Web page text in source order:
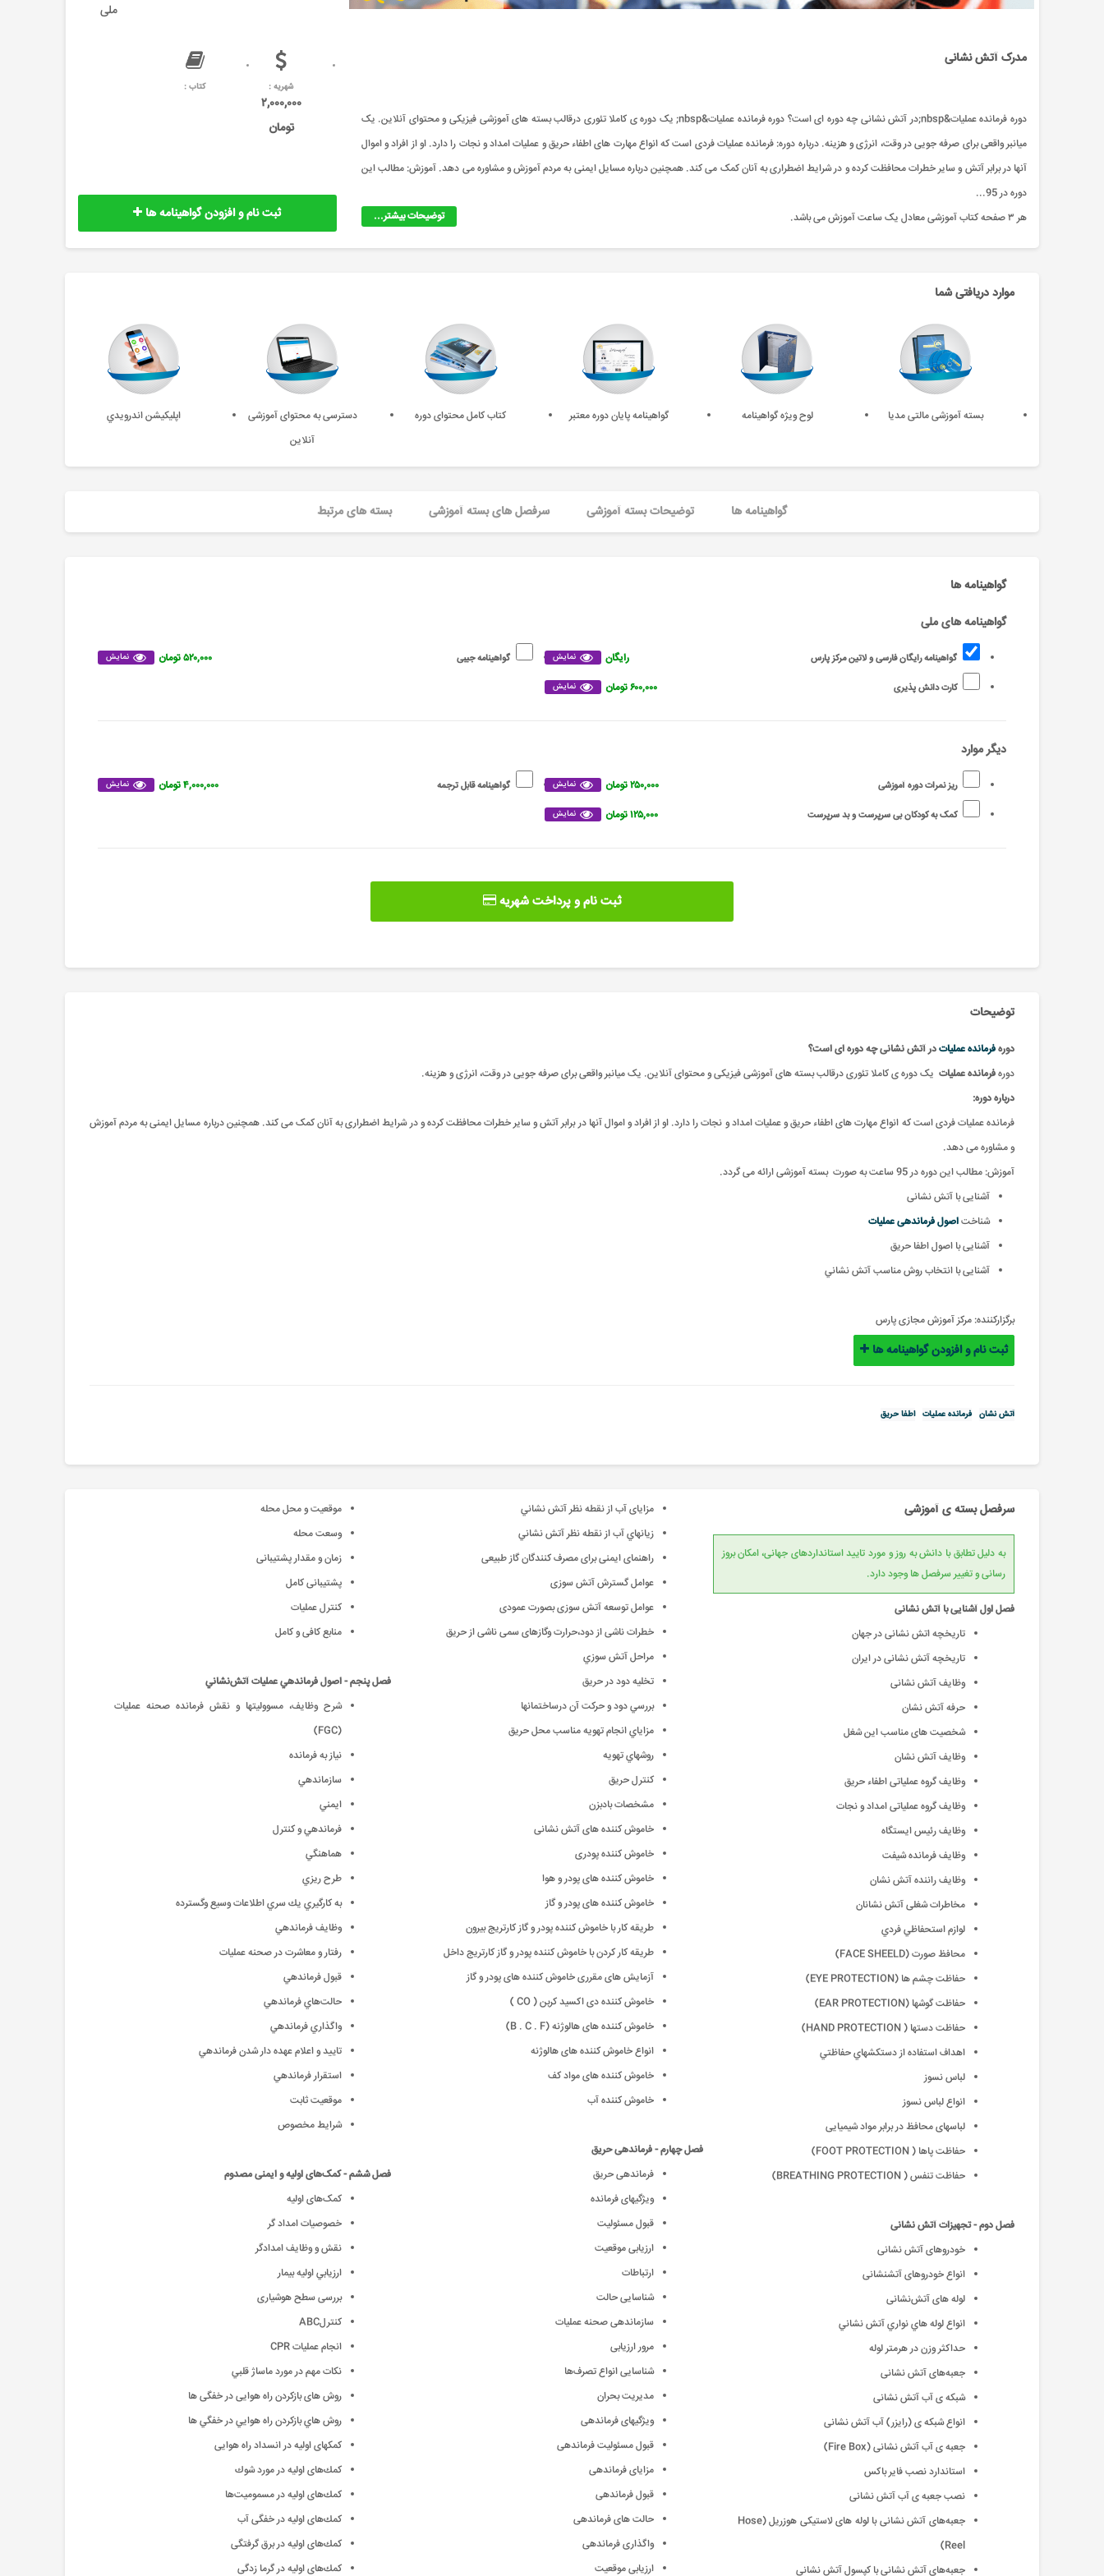
مدرک آتش نشانی
دوره فرمانده عملیات&nbsp;در آتش نشانی چه دوره ای است؟ دوره فرمانده عملیات&nbsp; یک دوره ی کاملا تئوری درقالب بسته های آموزشی فیزیکی و محتوای آنلاین. یک
میانبر واقعی برای صرفه جویی در وقت، انرژی و هزینه. درباره دوره: فرمانده عملیات فردی است که انواع مهارت های اطفاء حریق و عملیات امداد و نجات را دارد. او از افراد و اموال
آنها در برابر آتش و سایر خطرات محافظت کرده و در شرایط اضطراری به آنان کمک می کند. همچنین درباره مسایل ایمنی به مردم آموزش و مشاوره می دهد. آموزش: مطالب این
دوره در 95...
توضیحات بیشتر...
هر ۳ صفحه کتاب آموزشی معادل یک ساعت آموزش می باشد.
ملی
شهریه :
۲,۰۰۰,۰۰۰
تومان
کتاب :
ثبت نام و افزودن گواهینامه ها
موارد دریافتی شما
بسته آموزشی مالتی مدیا لوح ویژه گواهینامه گواهینامه پایان دوره معتبر کتاب کامل محتوای دوره
دسترسی به محتوای آموزشی
آنلاین
اپليکيشن اندرويدي
گواهینامه ها توضیحات بسته آموزشی سرفصل های بسته آموزشی بسته های مرتبط
گواهینامه ها
گواهینامه های ملی
گواهینامه رایگان فارسی و لاتین مرکز پارس نمایش رایگان
کارت دانش پذیری نمایش ۶۰۰,۰۰۰ تومان
گواهینامه جیبی نمایش ۵۲۰,۰۰۰ تومان
دیگر موارد
ریز نمرات دوره آموزشی نمایش ۲۵۰,۰۰۰ تومان
کمک به کودکان بی سرپرست و بد سرپرست نمایش ۱۲۵,۰۰۰ تومان
گواهینامه قابل ترجمه نمایش ۴,۰۰۰,۰۰۰ تومان
ثبت نام و پرداخت شهریه
توضیحات
دورهفرمانده عملیاتدر آتش نشانی چه دوره ای است؟
دورهفرمانده عملیات یک دوره ی کاملا تئوری درقالب بسته های آموزشی فیزیکی و محتوای آنلاین. یک میانبر واقعی برای صرفه جویی در وقت، انرژی و هزینه.
درباره دوره:
فرمانده عملیات فردی است که انواع مهارت های اطفاء حریق و عملیات امداد و نجات را دارد. او از افراد و اموال آنها در برابر آتش و سایر خطرات محافظت کرده و در شرایط اضطراری به آنان کمک می کند. همچنین درباره مسایل ایمنی به مردم آموزش
و مشاوره می دهد.
آموزش: مطالب این دوره در 95 ساعت به صورت بسته آموزشی ارائه می گردد
.
آشنایی با آتش نشانی
شناختاصول فرماندهی عملیات
آشنایی با اصول اطفا حریق
آشنایی با انتخاب روش مناسب آتش نشاني
برگزارکننده: مرکز آموزش مجازی پارس
ثبت نام و افزودن گواهینامه ها
آتش نشان فرمانده عملیات اطفا حریق
سرفصل بسته ی آموزشی
به دلیل تطابق با دانش به روز و مورد تایید استانداردهای جهانی، امکان بروز
رسانی و تغییر سرفصل ها وجود دارد.
فصل اول آشنایی با آتش نشانی
تاریخچه اتش نشانی در جهان
تاریخچه آتش نشانی در ایران
وظایف آتش نشانی
حرفه آتش نشان
شخصیت های مناسب این شغل
وظایف آتش نشان
وظایف گروه عملیاتی اطفاء حریق
وظایف گروه عملیاتی امداد و نجات
وظایف رئیس ایستگاه
وظایف فرمانده شیفت
وظایف راننده آتش نشان
مخاطرات شغلی آتش نشانان
لوازم استحفاظي فردي
محافظ صورت (FACE SHEELD)
حفاظت چشم ها (EYE PROTECTION)
حفاظت گوشها (EAR PROTECTION)
حفاظت دستها ( HAND PROTECTION)
اهداف استفاده از دستکشهاي حفاظتي
لباس نسوز
انواع لباس نسوز
لباسهای محافظ در برابر مواد شیمیایی
حفاظت پاها ( FOOT PROTECTION)
حفاظت تنفس ( BREATHING PROTECTION)
فصل دوم - تجهیزات آتش نشانی
خودروهای آتش نشانی
انواع خودروهای آتشنشانی
لوله های آتش‌نشانی
انواع لوله هاي نواري آتش نشاني
حداكثر وزن در هرمتر لوله
جعبه‌های آتش نشانی
شبکه ی آب آتش نشانی
انواع شبکه ی (رایزر) آب آتش نشانی
جعبه ی آب آتش نشانی (Fire Box)
استاندارد نصب فاير باكس
نصب جعبه ی آب آتش نشانی
جعبه‌های آتش نشانی با لوله های لاستیکی هوزریل (Hose
Reel)
جعبه‌هاي آتش نشاني با کپسول آتش نشانی
مزایای آب از نقطه نظر آتش نشاني
زيانهاي آب از نقطه نظر آتش نشاني
راهنمای ایمنی برای مصرف كنندگان گاز طبیعی
عوامل گسترش آتش سوزی
عوامل توسعه آتش سوزی بصورت عمودی
خطرات ناشی از دود،حرارت وگازهای سمی ناشی از حریق
مراحل آتش سوزي
تخلیه دود در حریق
بررسي دود و حركت آن درساختمانها
مزاياي انجام تهويه مناسب محل حريق
روشهاي تهويه
كنترل حريق
مشخصات بادبزن
خاموش کننده های آتش نشانی
خاموش کننده پودری
خاموش كننده های پودر و هوا
خاموش كننده های پودر و گاز
طریقه كار با خاموش كننده پودر و گاز كارتریج بیرون
طریقه كار كردن با خاموش كننده پودر و گاز كارتریج داخل
آزمایش های مقرری خاموش كننده های پودر و گاز
خاموش کننده دی اکسید کربن ( CO )
خاموش كننده های هالوژنه (B . C . F)
انواع خاموش كننده های هالوژنه
خاموش كننده های مواد كف
خاموش کننده آب
فصل چهارم - فرماندهی حریق
فرماندهی حریق
ویژگیهای فرمانده
قبول مسئولیت
ارزیابی موقعیت
ارتباطات
شناسایی حالت
سازماندهی صحنه عملیات
مرور ارزیابی
شناسایی انواع تصرف‌ها
مدیریت بحران
ویژگیهای فرماندهی
قبول مسئولیت فرماندهی
مزایای فرماندهی
قبول فرماندهی
حالت های فرماندهی
واگذاری فرماندهی
ارزیابی موقعیت
موقعیت و محل محله
وسعت محله
زمان و مقدار پشتیبانی
پشتیبانی کامل
کنترل عملیات
منابع کافی و کامل
فصل پنجم - اصول فرماندهي عمليات آتش‌نشاني
شرح وظايف، مسووليتها و نقش فرمانده صحنه عمليات
(FGC)
نياز به فرمانده
سازماندهي
ايمني
فرماندهي و كنترل
هماهنگي
طرح ريزي
به كارگيري يك سري اطلاعات وسيع وگسترده
وظايف فرماندهي
رفتار و معاشرت در صحنه عمليات
قبول فرماندهي
حالت‌هاي فرماندهي
واگذاري فرماندهي
تاييد و اعلام عهده دار شدن فرماندهي
استقرار فرماندهي
موقعيت ثابت
شرايط مخصوص
فصل ششم - کمک‌های اولیه و ایمنی مصدوم
کمک‌های اولیه
خصوصيات امداد گر
نقش و وظايف امدادگر
ارزيابي اوليه بیمار
بررسی سطح هوشیاری
کنترلABC
انجام عملیات CPR
نكات مهم در مورد ماساژ قلبي
روش های بازکردن راه هوایی در خفگی ها
روش هاي بازكردن راه هوايي در خفگي ها
کمکهای اولیه در انسداد راه هوایی
كمك‌های اولیه در مورد شوك
كمك‌های اولیه در مسمومیت‌ها
كمك‌های اولیه در خفگی آب
كمك‌های اولیه در برق گرفتگی
كمك‌های اولیه در گرما زدگی